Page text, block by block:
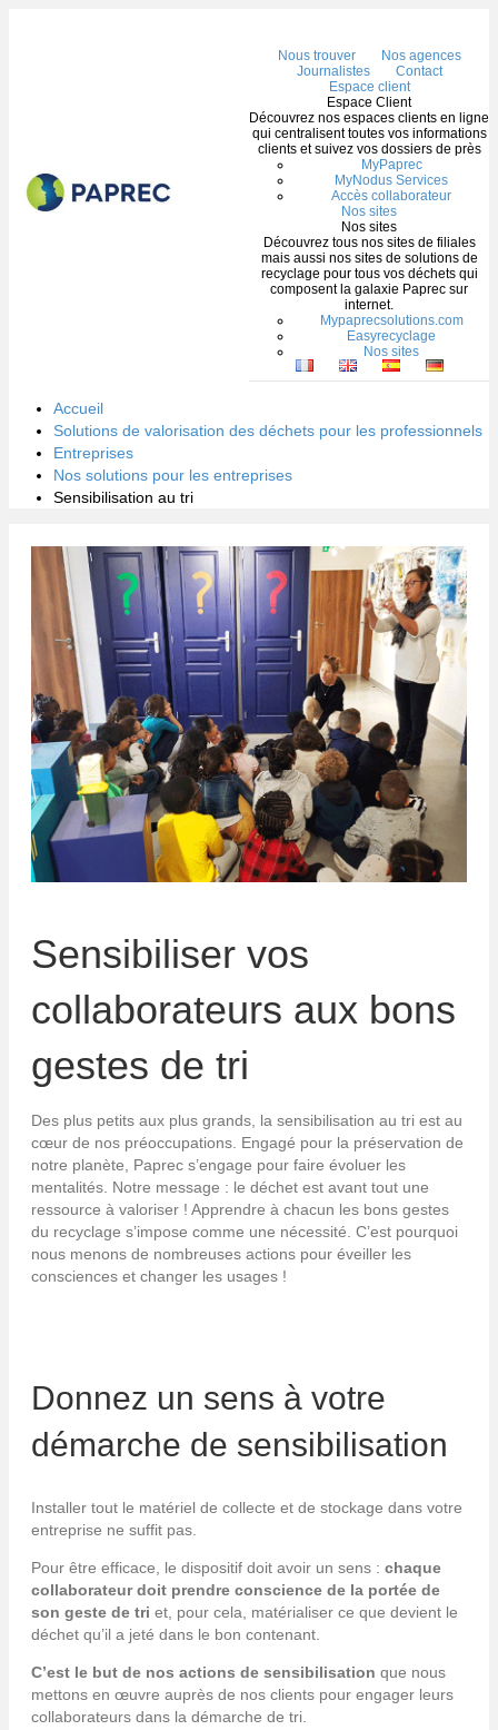
Nous trouver
Nos agences
Journalistes
Contact
Espace client
Espace Client
Découvrez nos espaces clients en ligne
qui centralisent toutes vos informations
clients et suivez vos dossiers de près
MyPaprec
MyNodus Services
Accès collaborateur
Nos sites
Nos sites
Découvrez tous nos sites de filiales
mais aussi nos sites de solutions de
recyclage pour tous vos déchets qui
composent la galaxie Paprec sur
internet.
Mypaprecsolutions.com
Easyrecyclage
Nos sites
Accueil
Solutions de valorisation des déchets pour les professionnels
Entreprises
Nos solutions pour les entreprises
Sensibilisation au tri
Sensibiliser vos
collaborateurs aux bons
gestes de tri
Des plus petits aux plus grands, la sensibilisation au tri est au
cœur de nos préoccupations. Engagé pour la préservation de
notre planète, Paprec s’engage pour faire évoluer les
mentalités. Notre message : le déchet est avant tout une
ressource à valoriser ! Apprendre à chacun les bons gestes
du recyclage s’impose comme une nécessité. C’est pourquoi
nous menons de nombreuses actions pour éveiller les
consciences et changer les usages !
Donnez un sens à votre
démarche de sensibilisation
Installer tout le matériel de collecte et de stockage dans votre
entreprise ne suffit pas.
Pour être efficace, le dispositif doit avoir un sens : chaque
collaborateur doit prendre conscience de la portée de
son geste de tri et, pour cela, matérialiser ce que devient le
déchet qu’il a jeté dans le bon contenant.
C’est le but de nos actions de sensibilisation que nous
mettons en œuvre auprès de nos clients pour engager leurs
collaborateurs dans la démarche de tri.